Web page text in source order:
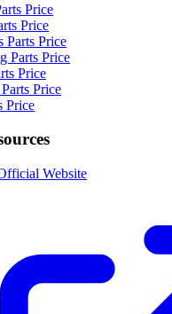
Price
Price
Parts Price
Parts Price
Price
Price
Price
Website